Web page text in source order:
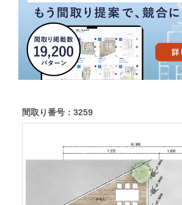
間取り番号：3259